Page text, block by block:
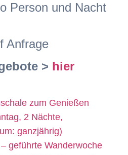
Person und Nacht
Anfrage
> hier
zum Genießen
2 Nächte,
ganzjährig)
geführte Wanderwoche